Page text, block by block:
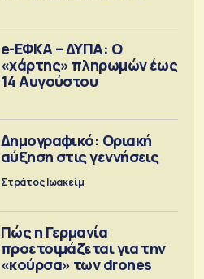
e-ΕΦΚΑ – ΔΥΠΑ: Ο
«χάρτης» πληρωμών έως
14 Αυγούστου
Δημογραφικό: Οριακή
αύξηση στις γεννήσεις
Στράτος Ιωακείμ
Πώς η Γερμανία
προετοιμάζεται για την
«κούρσα» των drones